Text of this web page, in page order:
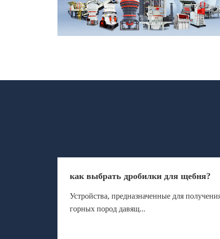
как выбрать дробилки для щебня?
Устройства, предназначенные для
горных пород давящ...